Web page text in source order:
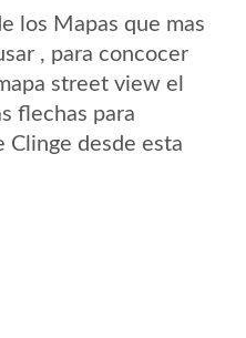
los Mapas que mas
, para concocer
street view el
flechas para
Clinge desde esta